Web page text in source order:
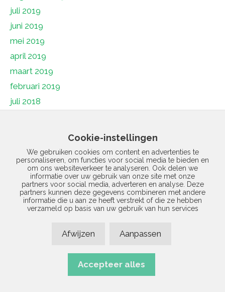
juli 2019
juni 2019
mei 2019
april 2019
maart 2019
februari 2019
juli 2018
april 2018
maart 2018
februari 2018
januari 2018
december 2017
© 2026 Vermad | Realisatie door
Cookie-instellingen
We gebruiken cookies om content en advertenties te
personaliseren, om functies voor social media te bieden en
om ons websiteverkeer te analyseren. Ook delen we
informatie over uw gebruik van onze site met onze
partners voor social media, adverteren en analyse. Deze
partners kunnen deze gegevens combineren met andere
informatie die u aan ze heeft verstrekt of die ze hebben
verzameld op basis van uw gebruik van hun services
Afwijzen Aanpassen
Accepteer alles